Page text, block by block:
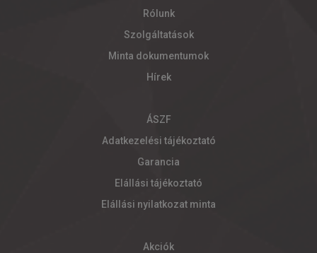
Rólunk
Szolgáltatások
Minta dokumentumok
Hírek
ÁSZF
Adatkezelési tájékoztató
Garancia
Elállási tájékoztató
Elállási nyilatkozat minta
Akciók